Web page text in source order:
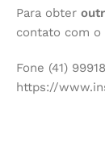
Para obter
contato com o
Fone (41)
https://